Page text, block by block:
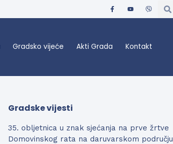
Gradsko vijeće Akti Grada Kontakt
Gradske vijesti
35. obljetnica u znak sjećanja na prve žrtve
Domovinskog rata na daruvarskom području